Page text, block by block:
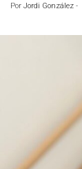
Por Jordi González -